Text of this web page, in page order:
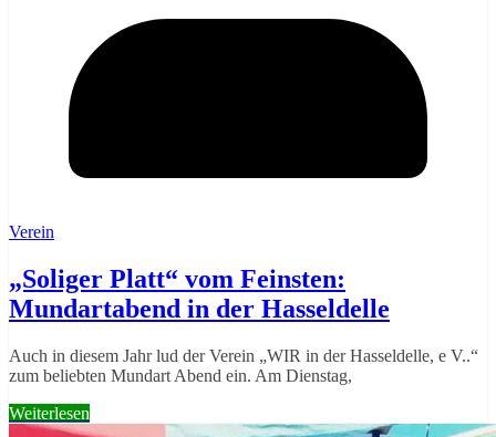
Verein
„Soliger Platt“ vom Feinsten:
Mundartabend in der Hasseldelle
Auch in diesem Jahr lud der Verein „WIR in der Hasseldelle, e V..“
zum beliebten Mundart Abend ein. Am Dienstag,
Weiterlesen